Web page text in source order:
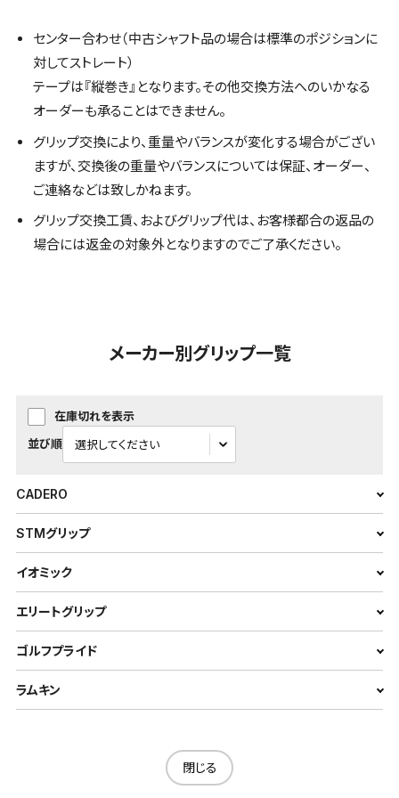
センター合わせ（中古シャフト品の場合は標準のポジションに
対してストレート）
テープは『縦巻き』となります。その他交換方法へのいかなる
オーダーも承ることはできません。
グリップ交換により、重量やバランスが変化する場合がござい
ますが、交換後の重量やバランスについては保証、オーダー、
ご連絡などは致しかねます。
グリップ交換工賃、およびグリップ代は、お客様都合の返品の
場合には返金の対象外となりますのでご了承ください。
メーカー別グリップ一覧
在庫切れを表示
並び順
CADERO
STMグリップ
イオミック
エリートグリップ
ゴルフプライド
ラムキン
閉じる